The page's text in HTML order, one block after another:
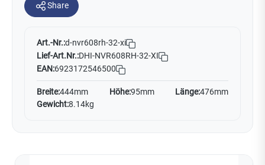
Share
Art.-Nr.:d-nvr608rh-32-xi
Lief-Art.Nr.:DHI-NVR608RH-32-XI
EAN:6923172546500
Breite:444mm Höhe:95mm Länge:476mm
Gewicht:8.14kg